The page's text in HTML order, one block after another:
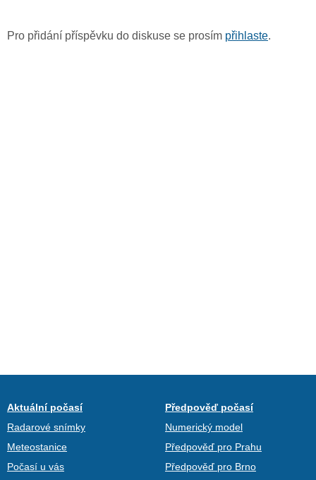
Pro přidání příspěvku do diskuse se prosím přihlaste.
Aktuální počasí
Radarové snímky
Meteostanice
Počasí u vás
Předpověď počasí
Numerický model
Předpověď pro Prahu
Předpověď pro Brno